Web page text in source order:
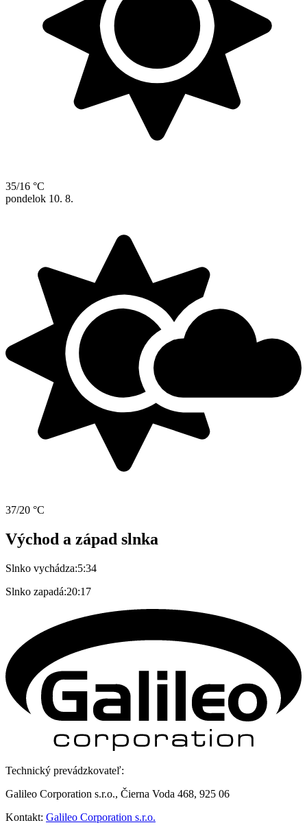
35/16 °C
pondelok 10. 8.
37/20 °C
Východ a západ slnka
Slnko vychádza:5:34
Slnko zapadá:20:17
Technický prevádzkovateľ:
Galileo Corporation s.r.o., Čierna Voda 468, 925 06
Kontakt: Galileo Corporation s.r.o.